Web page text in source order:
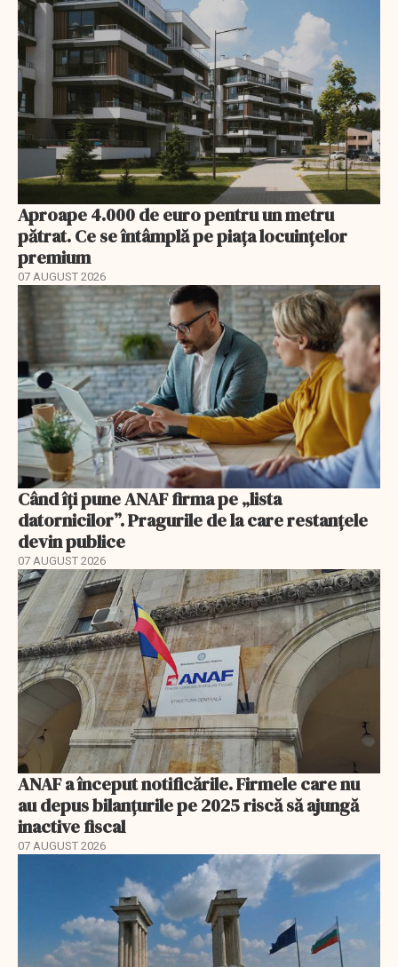
Aproape 4.000 de euro pentru un metru
pătrat. Ce se întâmplă pe piața locuințelor
premium
07 AUGUST 2026
Când îți pune ANAF firma pe „lista
datornicilor”. Pragurile de la care restanțele
devin publice
07 AUGUST 2026
ANAF a început notificările. Firmele care nu
au depus bilanțurile pe 2025 riscă să ajungă
inactive fiscal
07 AUGUST 2026